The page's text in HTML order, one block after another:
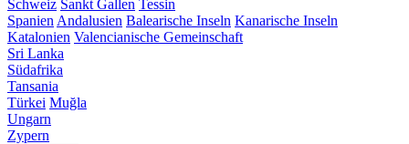
Schweiz Sankt Gallen Tessin
Spanien Andalusien Balearische Inseln Kanarische Inseln
Katalonien Valencianische Gemeinschaft
Sri Lanka
Südafrika
Tansania
Türkei Muğla
Ungarn
Zypern